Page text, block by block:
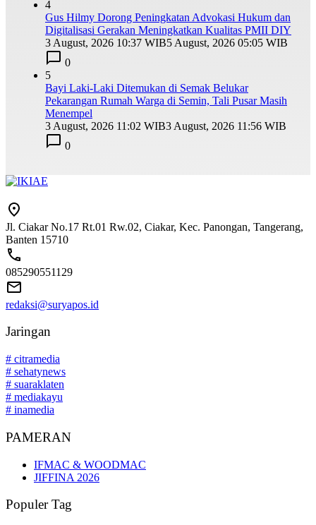
4
Gus Hilmy Dorong Peningkatan Advokasi Hukum dan
Digitalisasi Gerakan Meningkatkan Kualitas PMII DIY
3 August, 2026 10:37 WIB5 August, 2026 05:05 WIB
0
5
Bayi Laki-Laki Ditemukan di Semak Belukar
Pekarangan Rumah Warga di Semin, Tali Pusar Masih
Menempel
3 August, 2026 11:02 WIB3 August, 2026 11:56 WIB
0
Jl. Ciakar No.17 Rt.01 Rw.02, Ciakar, Kec. Panongan, Tangerang,
Banten 15710
085290551129
redaksi@suryapos.id
Jaringan
# citramedia
# sehatynews
# suaraklaten
# mediakayu
# inamedia
PAMERAN
IFMAC & WOODMAC
JIFFINA 2026
Populer Tag